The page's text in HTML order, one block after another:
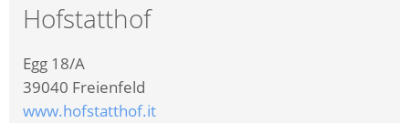
Hofstatthof
Egg 18/A
39040 Freienfeld
www.hofstatthof.it